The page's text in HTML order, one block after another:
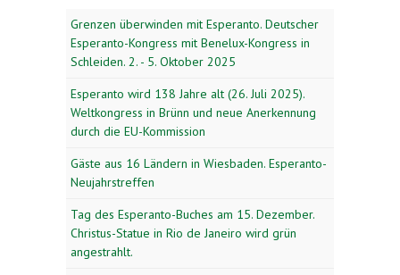
Grenzen überwinden mit Esperanto. Deutscher
Esperanto-Kongress mit Benelux-Kongress in
Schleiden. 2. - 5. Oktober 2025
Esperanto wird 138 Jahre alt (26. Juli 2025).
Weltkongress in Brünn und neue Anerkennung
durch die EU-Kommission
Gäste aus 16 Ländern in Wiesbaden. Esperanto-
Neujahrstreffen
Tag des Esperanto-Buches am 15. Dezember.
Christus-Statue in Rio de Janeiro wird grün
angestrahlt.